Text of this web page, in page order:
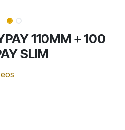
110MM + 100
SLIM